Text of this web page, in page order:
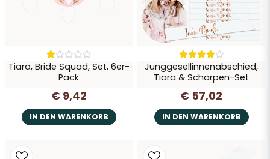
Tiara, Bride Squad, Set, 6er-
Pack
€ 9,42
IN DEN WARENKORB
Junggesellinnenabschied,
Tiara & Schärpen-Set
€ 57,02
IN DEN WARENKORB